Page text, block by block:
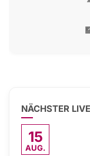
NÄCHSTER
15
AUG.